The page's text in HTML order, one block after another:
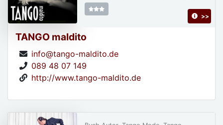
TANGO maldito
info@tango-maldito.de
089 48 07 149
http://www.tango-maldito.de
>>